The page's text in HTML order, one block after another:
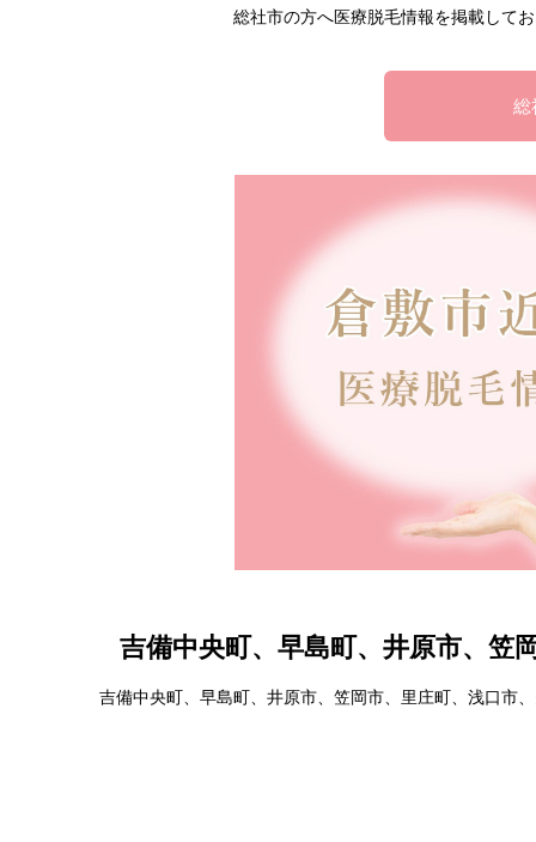
総社市の方へ医療脱毛情報を掲載して
総
吉備中央町、早島町、井原市、笠
吉備中央町、早島町、井原市、笠岡市、里庄町、浅口市